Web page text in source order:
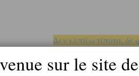
Δεν ελπίζω τίποτα, δε
sur le site